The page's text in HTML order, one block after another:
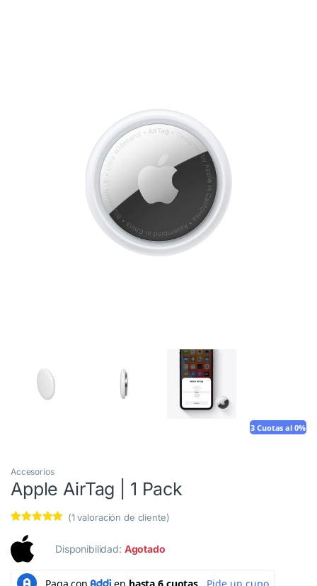
3 Cuotas al 0%
Accesorios
Apple AirTag | 1 Pack
5.00sobre
5 basado en
puntuación
(1 valoración de cliente)
Disponibilidad: Agotado